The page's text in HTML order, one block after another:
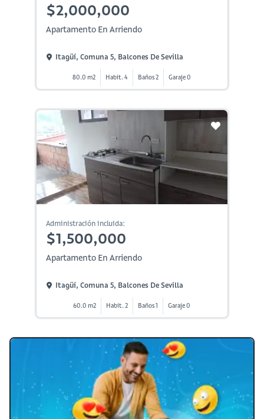
$2,000,000
Apartamento En Arriendo
Itagüí, Comuna 5, Balcones De Sevilla
80.0 m2 Habit. 4 Baños 2 Garaje 0
Administración incluida:
$1,500,000
Apartamento En Arriendo
Itagüí, Comuna 5, Balcones De Sevilla
60.0 m2 Habit. 2 Baños 1 Garaje 0